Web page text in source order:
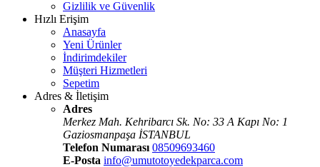
Gizlilik ve Güvenlik
Hızlı Erişim
Anasayfa
Yeni Ürünler
İndirimdekiler
Müşteri Hizmetleri
Sepetim
Adres & İletişim
Adres
Merkez Mah. Kehribarcı Sk. No: 33 A Kapı No: 1
Gaziosmanpaşa İSTANBUL
Telefon Numarası 08509693460
E-Posta info@umutotoyedekparca.com